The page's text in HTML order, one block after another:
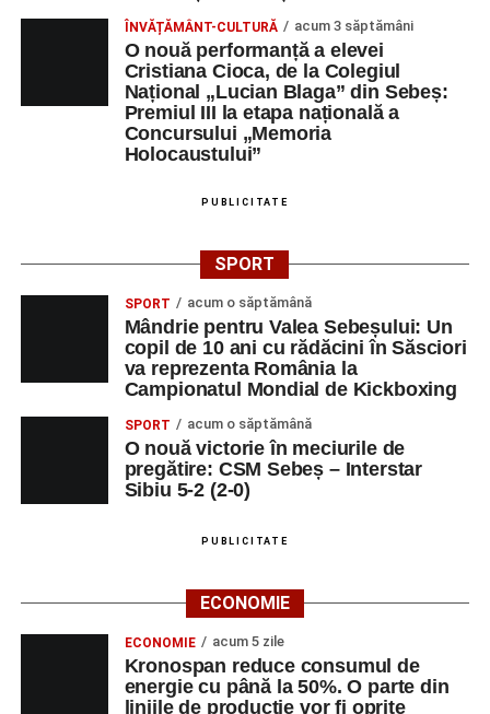
ÎNVĂȚĂMÂNT-CULTURĂ acum 3 săptămâni
O nouă performanță a elevei
Cristiana Cioca, de la Colegiul
Național „Lucian Blaga” din Sebeș:
Premiul III la etapa națională a
Concursului „Memoria
Holocaustului”
PUBLICITATE
SPORT
SPORT acum o săptămână
Mândrie pentru Valea Sebeșului: Un
copil de 10 ani cu rădăcini în Săsciori
va reprezenta România la
Campionatul Mondial de Kickboxing
SPORT acum o săptămână
O nouă victorie în meciurile de
pregătire: CSM Sebeș – Interstar
Sibiu 5-2 (2-0)
PUBLICITATE
ECONOMIE
ECONOMIE acum 5 zile
Kronospan reduce consumul de
energie cu până la 50%. O parte din
liniile de producție vor fi oprite